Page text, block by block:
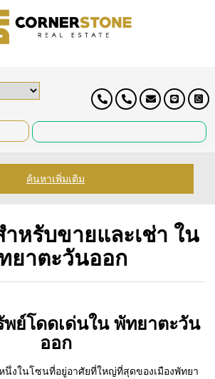
ค้นหาเพิ่มเติม
ำหรับขายและเช่า ใน
ยาตะวันออก
พย์โดดเด่นใน พัทยาตะวัน
ออก
นึ่งในโซนที่อยู่อาศัยที่ใหญ่ที่สุดของเมืองพัทยา